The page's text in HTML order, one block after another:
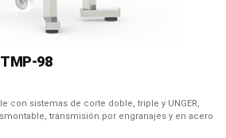
98
con sistemas de corte doble, triple y UNGER,
transmisión por engranajes y en acero